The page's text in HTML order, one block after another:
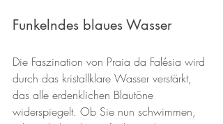
Funkelndes blaues Wasser
Die Faszination von Praia da Falésia wird
durch das kristallklare Wasser verstärkt,
das alle erdenklichen Blautöne
widerspiegelt. Ob Sie nun schwimmen,